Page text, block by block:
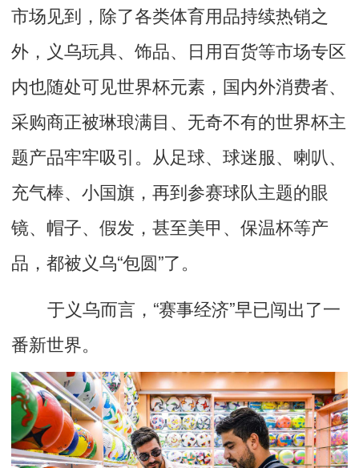
市场见到，除了各类体育用品持续热销之
外，义乌玩具、饰品、日用百货等市场专区
内也随处可见世界杯元素，国内外消费者、
采购商正被琳琅满目、无奇不有的世界杯主
题产品牢牢吸引。从足球、球迷服、喇叭、
充气棒、小国旗，再到参赛球队主题的眼
镜、帽子、假发，甚至美甲、保温杯等产
品，都被义乌“包圆”了。
于义乌而言，“赛事经济”早已闯出了一
番新世界。